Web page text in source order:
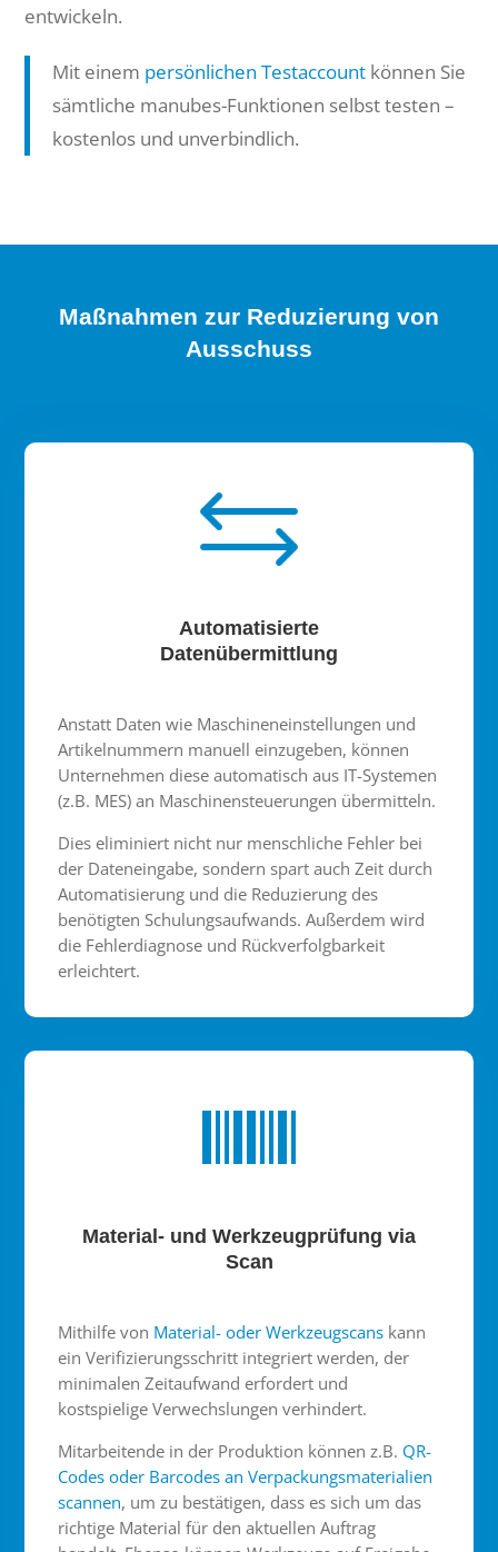
entwickeln.
Mit einem persönlichen Testaccount können Sie
sämtliche manubes-Funktionen selbst testen –
kostenlos und unverbindlich.
Maßnahmen zur Reduzierung von
Ausschuss
Automatisierte
Datenübermittlung
Anstatt Daten wie Maschineneinstellungen und
Artikelnummern manuell einzugeben, können
Unternehmen diese automatisch aus IT-Systemen
(z.B. MES) an Maschinensteuerungen übermitteln.
Dies eliminiert nicht nur menschliche Fehler bei
der Dateneingabe, sondern spart auch Zeit durch
Automatisierung und die Reduzierung des
benötigten Schulungsaufwands. Außerdem wird
die Fehlerdiagnose und Rückverfolgbarkeit
erleichtert.
Material- und Werkzeugprüfung via
Scan
Mithilfe von Material- oder Werkzeugscans kann
ein Verifizierungsschritt integriert werden, der
minimalen Zeitaufwand erfordert und
kostspielige Verwechslungen verhindert.
Mitarbeitende in der Produktion können z.B. QR-
Codes oder Barcodes an Verpackungsmaterialien
scannen, um zu bestätigen, dass es sich um das
richtige Material für den aktuellen Auftrag